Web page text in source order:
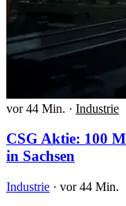
vor 44 Min. · Industrie
CSG Aktie: 100
in Sachsen
Industrie · vor 44 Min.